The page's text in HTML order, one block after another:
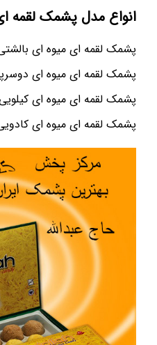
انواع مدل پشمک لقمه
پشمک لقمه ای میوه ای
پشمک لقمه ای میوه ای
پشمک لقمه ای میوه ای
پشمک لقمه ای میوه ای